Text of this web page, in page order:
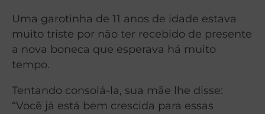
Uma garotinha de 11 anos de idade estava
muito triste por não ter recebido de presente
a nova boneca que esperava há muito
tempo.
Tentando consolá-la, sua mãe lhe disse:
“Você já está bem crescida para essas